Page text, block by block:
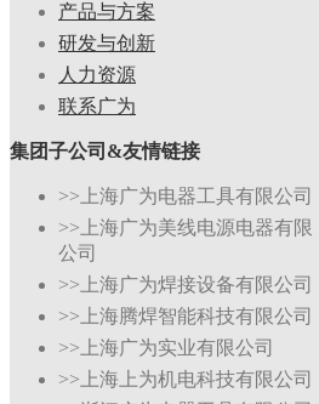
产品与方案
研发与创新
人力资源
联系广为
集团子公司&友情链接
>>上海广为电器工具有限公司
>>上海广为美线电源电器有限
公司
>>上海广为焊接设备有限公司
>>上海腾焊智能科技有限公司
>>上海广为实业有限公司
>>上海上为机电科技有限公司